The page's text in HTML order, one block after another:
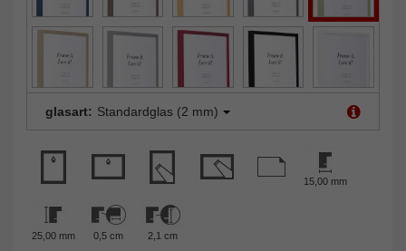
glasart: Standardglas (2 mm)
15,00 mm
25,00 mm 0,5 cm 2,1 cm